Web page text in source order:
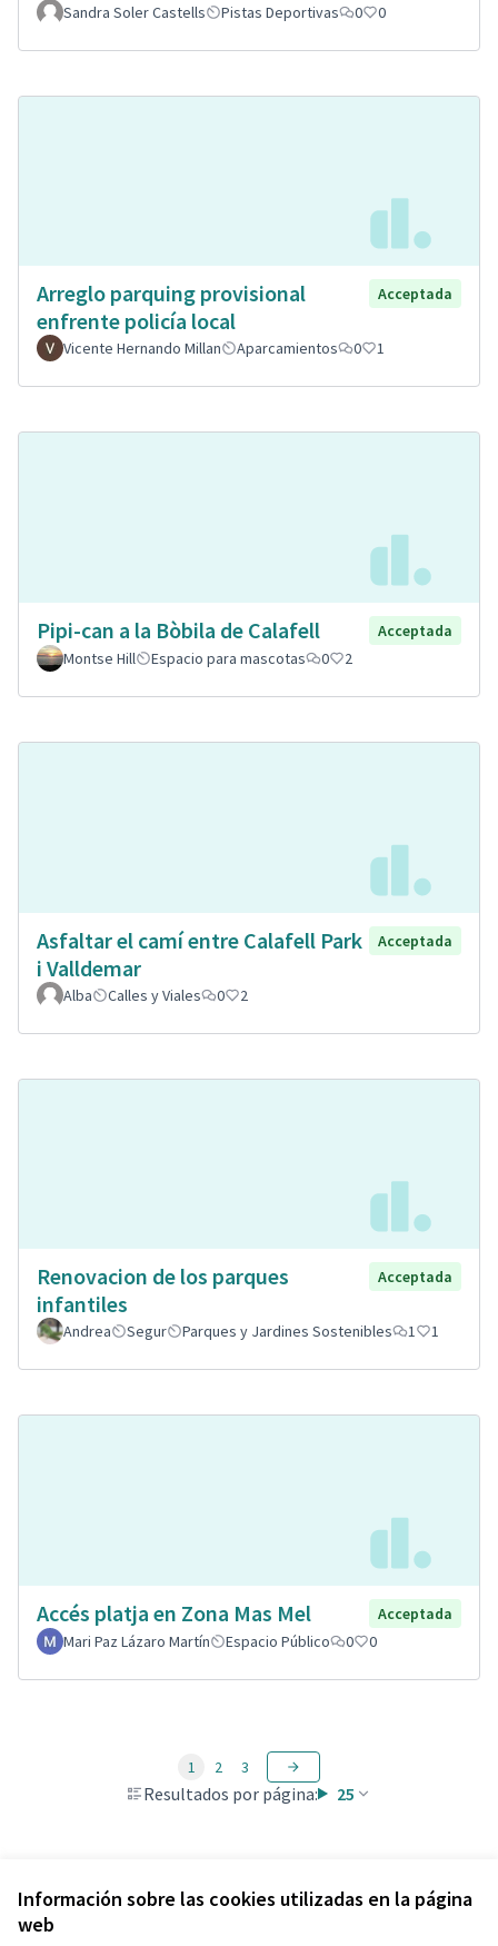
Información sobre las cookies utilizadas en la página
web
Sandra Soler Castells
Pistas Deportivas 0 0
Arreglo parquing provisional
enfrente policía local
Acceptada
Vicente Hernando Millan Aparcamientos 0 1
Pipi-can a la Bòbila de Calafell
Acceptada
Montse Hill
Espacio para mascotas 0 2
Asfaltar el camí entre Calafell Park
i Valldemar
Acceptada
Alba Calles y Viales 0 2
Renovacion de los parques
infantiles
Acceptada
Andrea Segur Parques y Jardines Sostenibles 1 1
Accés platja en Zona Mas Mel
Acceptada
Mari Paz Lázaro Martín
Espacio Público 0 0
Resultados por página: 25
1 2 3
Ver todas las propuestas retiradas